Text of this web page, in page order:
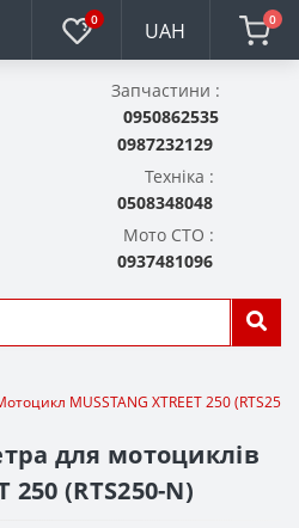
0 UAH 0
Запчастини :
0950862535
0987232129
Техніка :
0508348048
Мото СТО :
0937481096
MUSSTANG XTREET 250 (RTS250-
для мотоциклів
250 (RTS250-N)